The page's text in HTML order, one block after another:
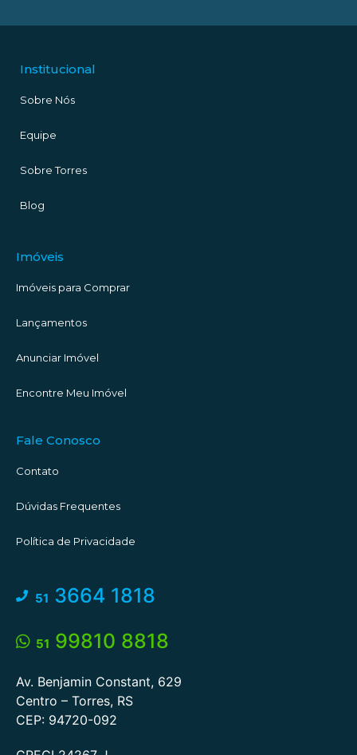
Institucional
Sobre Nós
Equipe
Sobre Torres
Blog
Imóveis
Imóveis para Comprar
Lançamentos
Anunciar Imóvel
Encontre Meu Imóvel
Fale Conosco
Contato
Dúvidas Frequentes
Política de Privacidade
51 3664 1818
51 99810 8818
Av. Benjamin Constant, 629
Centro – Torres, RS
CEP: 94720-092